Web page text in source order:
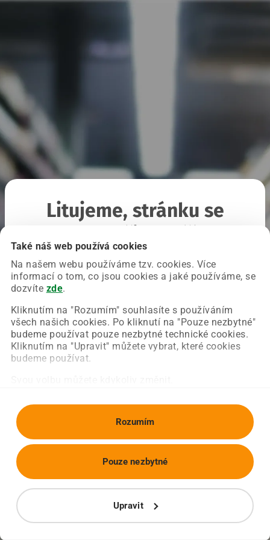
Také náš web používá cookies
Na našem webu používáme tzv. cookies. Více
informací o tom, co jsou cookies a jaké používáme, se
dozvíte zde.
Kliknutím na "Rozumím" souhlasíte s používáním
všech našich cookies. Po kliknutí na "Pouze nezbytné"
budeme používat pouze nezbytné technické cookies.
Kliknutím na "Upravit" můžete vybrat, které cookies
budeme používat.
Rozumím
Upravit
Pouze nezbytné
Litujeme, stránku se
Chyba nastala na naší straně a už ji opravujeme.
Zkuste prosím znovu načíst požadovanou stránku.
Obnovit stránku Úvodní strana